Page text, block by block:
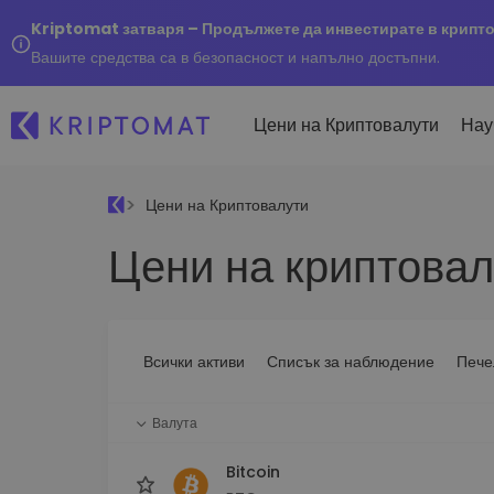
Kriptomat затваря – Продължете да инвестирате в
Вашите средства са в безопасност и напълно достъпни.
Цени на Криптовалути
Всички цени
Над 300+ криптовалути
инвестиране
Купуване и
криптовалута
Над 1 000 опции за
Цени на Криптовалути
Цени на
Всички активи Списък за наблюдение
Валута
Bitcoin